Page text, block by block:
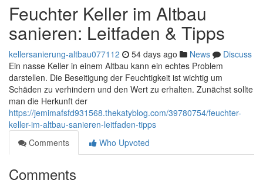
Feuchter Keller im Altbau
sanieren: Leitfaden & Tipps
kellersanierung-altbau077112 54 days ago News
Discuss
Ein nasse Keller in einem Altbau kann ein echtes Problem
darstellen. Die Beseitigung der Feuchtigkeit ist wichtig um
Schäden zu verhindern und den Wert zu erhalten. Zunächst sollte
man die Herkunft der
https://jemimafsfd931568.thekatyblog.com/39780754/feuchter-
keller-im-altbau-sanieren-leitfaden-tipps
Comments
Who Upvoted
Comments